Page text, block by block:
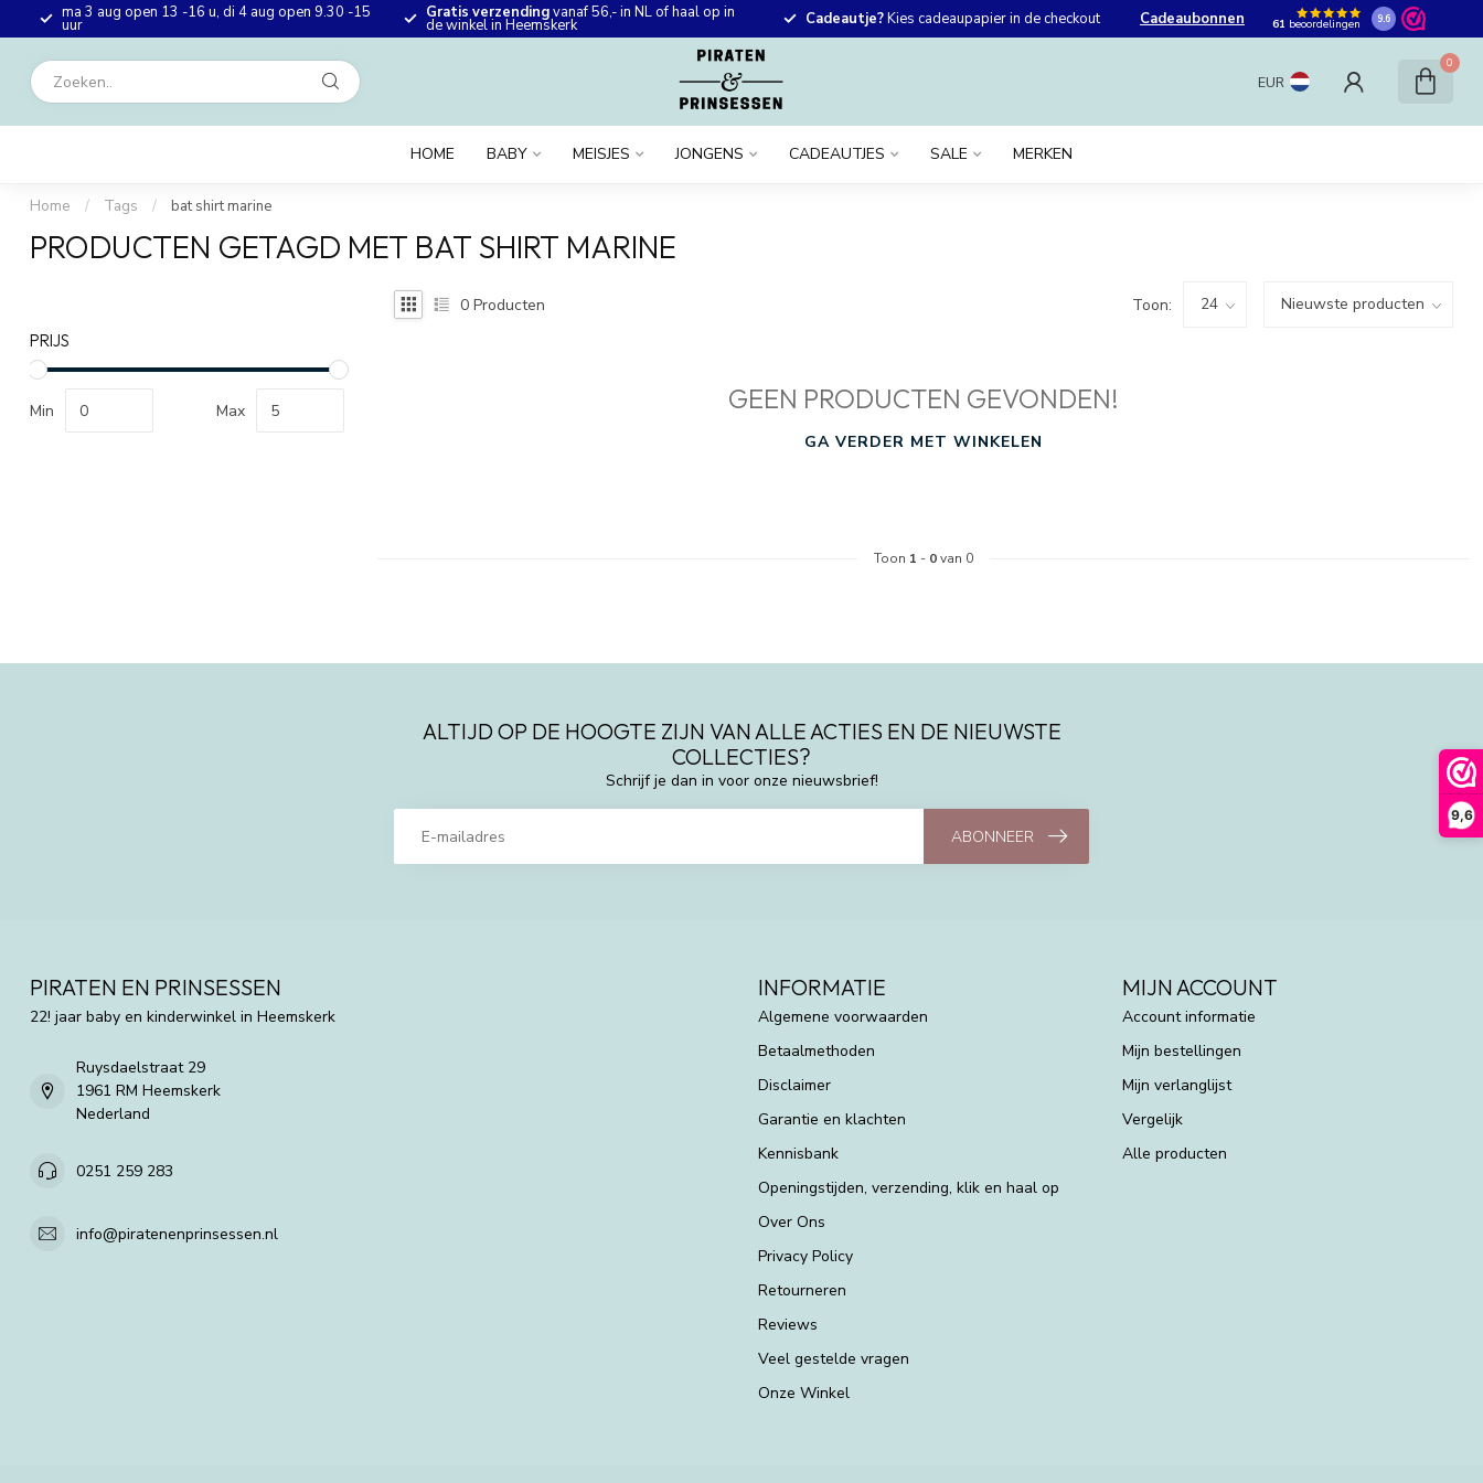
9,6
ma 3 aug open 13 -16 u, di 4 aug open 9.30 -15
uur
Gratis verzendingvanaf 56,- in NL of haal op in
de winkel in Heemskerk Cadeautje?Kies cadeaupapier in de checkout Cadeaubonnen 61 beoordelingen 9.6
EUR
0
HOME BABY MEISJES JONGENS CADEAUTJES SALE MERKEN
Home / Tags / bat shirt marine
PRODUCTEN GETAGD MET BAT SHIRT MARINE
PRIJS
Min Max
0 Producten Toon:
GEEN PRODUCTEN GEVONDEN!
GA VERDER MET WINKELEN
Toon 1 - 0van 0
ALTIJD OP DE HOOGTE ZIJN VAN ALLE ACTIES EN DE NIEUWSTE
COLLECTIES?
Schrijf je dan in voor onze nieuwsbrief!
ABONNEER
PIRATEN EN PRINSESSEN
22! jaar baby en kinderwinkel in Heemskerk
Ruysdaelstraat 29
1961 RM Heemskerk
Nederland
0251 259 283
info@piratenenprinsessen.nl
INFORMATIE
Algemene voorwaarden
Betaalmethoden
Disclaimer
Garantie en klachten
Kennisbank
Openingstijden, verzending, klik en haal op
Over Ons
Privacy Policy
Retourneren
Reviews
Veel gestelde vragen
Onze Winkel
MIJN ACCOUNT
Account informatie
Mijn bestellingen
Mijn verlanglijst
Vergelijk
Alle producten